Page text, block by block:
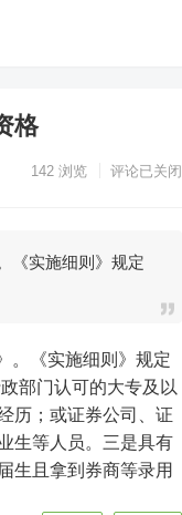
格
142 浏览 评论已关闭
《实施细则》规定
部门认可的大专及以
历；或证券公司、证
生等人员。三是具有
生且拿到券商等录用